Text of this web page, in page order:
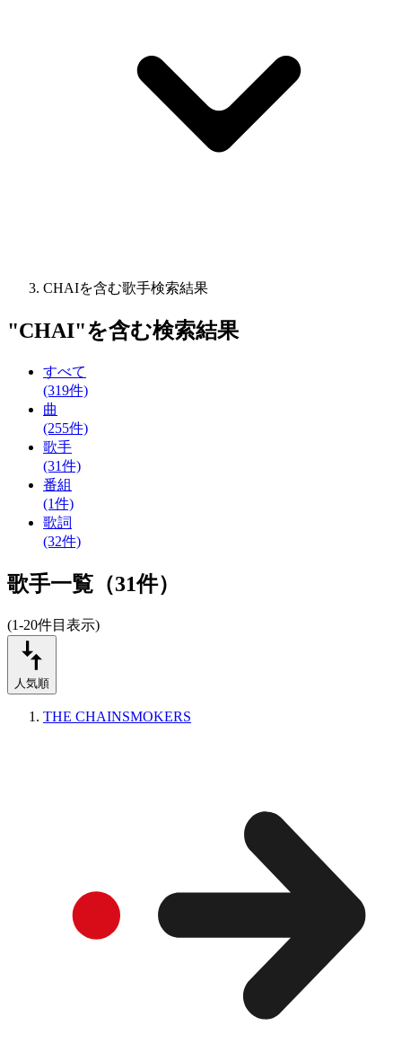
CHAIを含む歌手検索結果
"CHAI"を含む検索結果
すべて
(319件)
曲
(255件)
歌手
(31件)
番組
(1件)
歌詞
(32件)
歌手一覧（31件）
(1-20件目表示)
人気順
THE CHAINSMOKERS